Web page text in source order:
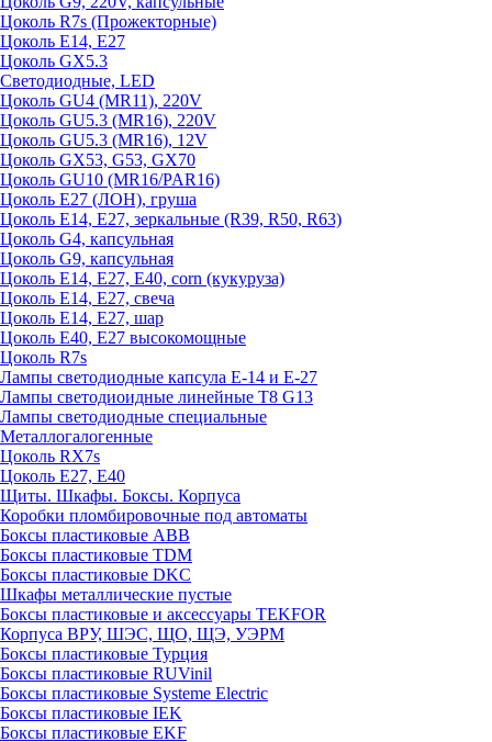
Цоколь R7s (Прожекторные)
Цоколь E14, E27
Цоколь GX5.3
Светодиодные, LED
Цоколь GU4 (MR11), 220V
Цоколь GU5.3 (MR16), 220V
Цоколь GU5.3 (MR16), 12V
Цоколь GX53, G53, GX70
Цоколь GU10 (MR16/PAR16)
Цоколь Е27 (ЛОН), груша
Цоколь Е14, Е27, зеркальные (R39, R50, R63)
Цоколь G4, капсульная
Цоколь G9, капсульная
Цоколь Е14, Е27, Е40, corn (кукуруза)
Цоколь Е14, Е27, свеча
Цоколь Е14, Е27, шар
Цоколь Е40, Е27 высокомощные
Цоколь R7s
Лампы светодиодные капсула Е-14 и Е-27
Лампы светодиоидные линейные T8 G13
Лампы светодиодные специальные
Металлогалогенные
Цоколь RX7s
Цоколь Е27, E40
Щиты. Шкафы. Боксы. Корпуса
Коробки пломбировочные под автоматы
Боксы пластиковые ABB
Боксы пластиковые TDM
Боксы пластиковые DKC
Шкафы металлические пустые
Боксы пластиковые и аксессуары TEKFOR
Корпуса ВРУ, ШЭС, ЩО, ЩЭ, УЭРМ
Боксы пластиковые Турция
Боксы пластиковые RUVinil
Боксы пластиковые Systeme Electric
Боксы пластиковые IEK
Боксы пластиковые EKF